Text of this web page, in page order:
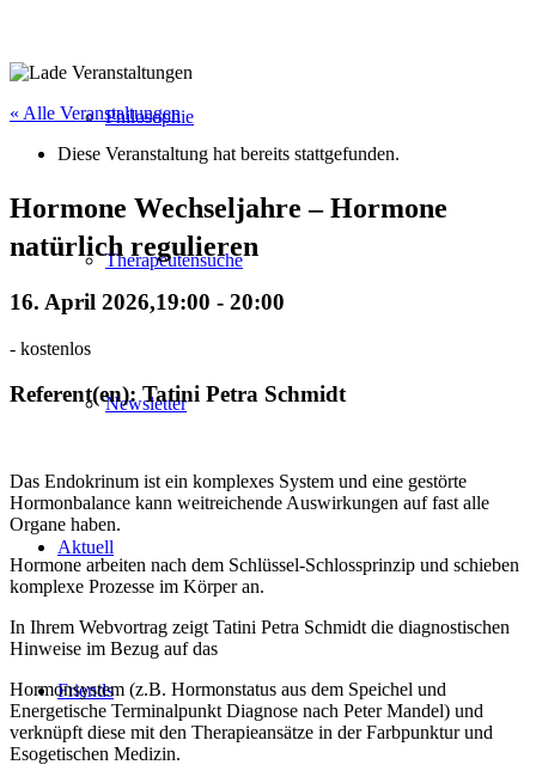
Philosophie
Therapeutensuche
Newsletter
Aktuell
Friends
« Alle Veranstaltungen
Diese Veranstaltung hat bereits stattgefunden.
Hormone Wechseljahre – Hormone
natürlich regulieren
16. April 2026,19:00 - 20:00
- kostenlos
Referent(en): Tatini Petra Schmidt
Das Endokrinum ist ein komplexes System und eine gestörte
Hormonbalance kann weitreichende Auswirkungen auf fast alle
Organe haben.
Hormone arbeiten nach dem Schlüssel-Schlossprinzip und schieben
komplexe Prozesse im Körper an.
In Ihrem Webvortrag zeigt Tatini Petra Schmidt die diagnostischen
Hinweise im Bezug auf das
Hormonsystem (z.B. Hormonstatus aus dem Speichel und
Energetische Terminalpunkt Diagnose nach Peter Mandel) und
verknüpft diese mit den Therapieansätze in der Farbpunktur und
Esogetischen Medizin.